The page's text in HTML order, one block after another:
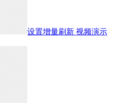
设置增量刷新 视频演示